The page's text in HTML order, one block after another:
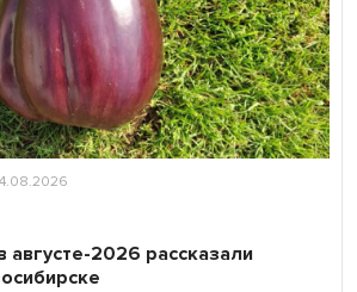
августе-2026 рассказали